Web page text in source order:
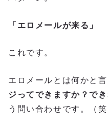
「エロメールが来る」
これです。
エロメールとは何かと言
ジってできますか？で
う問い合わせです。（笑